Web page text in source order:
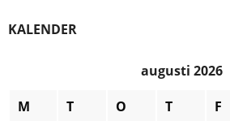
KALENDER
augusti 2026
M
T O T F